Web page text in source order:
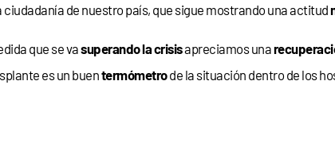
ciudadanía de nuestro país, que sigue mostrando una actitud
que se vasuperando la crisisapreciamos una
es un buentermómetrode la situación dentro de los